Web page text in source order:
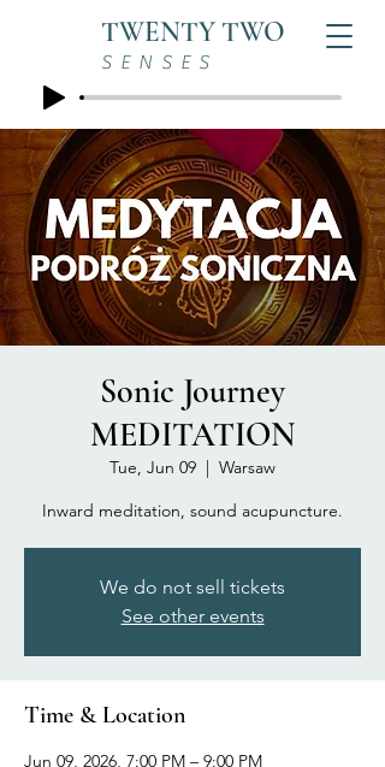
TWENTY TWO
SENSES
Sonic Journey
MEDITATION
Tue, Jun 09
  |
Warsaw
Inward meditation, sound acupuncture.
We do not sell tickets
See other events
Time & Location
Jun 09, 2026, 7:00 PM – 9:00 PM